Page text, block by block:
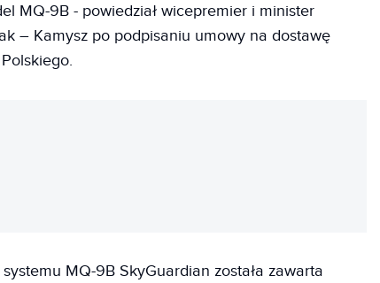
MQ-9B - powiedział wicepremier i minister
– Kamysz po podpisaniu umowy na dostawę
MQ-9B SkyGuardian została zawarta